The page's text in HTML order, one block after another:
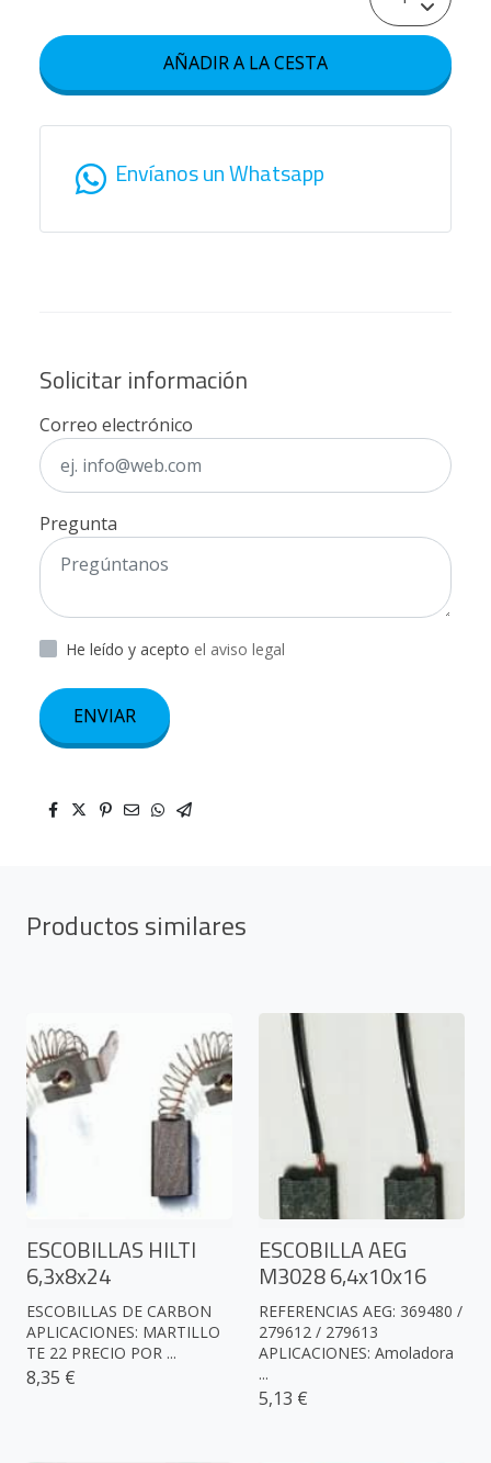
AÑADIR A LA CESTA
Envíanos un Whatsapp
Solicitar información
Correo electrónico
Pregunta
He leído y acepto el aviso legal
ENVIAR
Productos similares
ESCOBILLAS HILTI
6,3x8x24
ESCOBILLAS DE CARBON
APLICACIONES: MARTILLO
TE 22 PRECIO POR ...
8,35 €
ESCOBILLA AEG
M3028 6,4x10x16
REFERENCIAS AEG: 369480 /
279612 / 279613
APLICACIONES: Amoladora
...
5,13 €